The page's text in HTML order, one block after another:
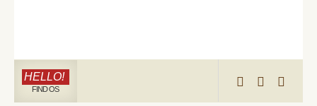
HELLO!
FIND OS